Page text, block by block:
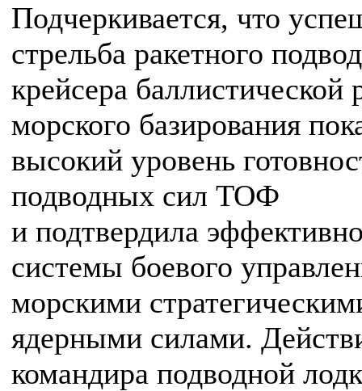
Подчеркивается, что
стрельба ракетного
крейсера баллистической
морского базирования
высокий уровень
подводных сил ТОФ
и подтвердила
системы боевого
морскими
ядерными силами.
командира подводной